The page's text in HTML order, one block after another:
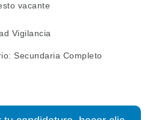
vacante
Vigilancia
Secundaria Completo